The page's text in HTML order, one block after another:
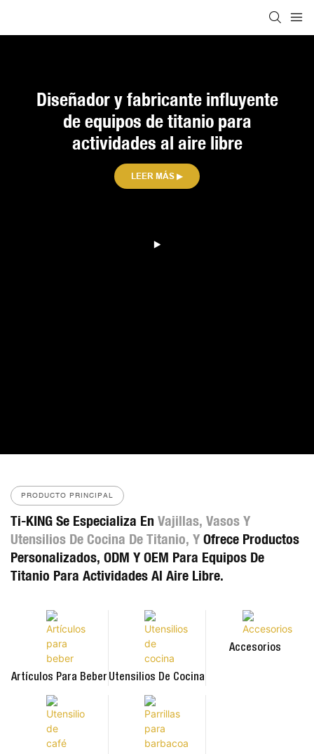
Diseñador y fabricante influyente
de equipos de titanio para
actividades al aire libre
LEER MÁS ▶
PRODUCTO PRINCIPAL
Ti-KING Se Especializa En Vajillas, Vasos Y
Utensilios De Cocina De Titanio, Y Ofrece Productos
Personalizados, ODM Y OEM Para Equipos De
Titanio Para Actividades Al Aire Libre.
Artículos Para Beber Utensilios De Cocina
Accesorios